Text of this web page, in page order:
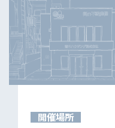
開催場所